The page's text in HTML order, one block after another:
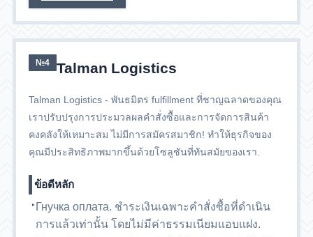
№4 Talman Logistics
Talman Logistics - พันธมิตร fulfillment ที่ชาญฉลาดของคุณ
เราปรับปรุงการประมวลผลคำสั่งซื้อและการจัดการสินค้า
คงคลังให้เหมาะสม ไม่มีการสมัครสมาชิก! ทำให้ธุรกิจของ
คุณมีประสิทธิภาพมากขึ้นด้วยโซลูชันที่ทันสมัยของเรา.
ข้อดีหลัก
Гнучка оплата. ชำระเงินเฉพาะคำสั่งซื้อที่ดำเนิน
การแล้วเท่านั้น โดยไม่มีค่าธรรมเนียมแอบแฝง.